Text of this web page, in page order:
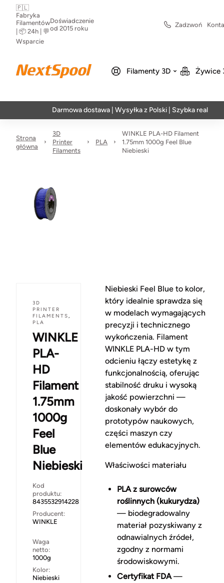
🇵🇱
Fabryka
Filamentów
| 📦 24h | 💬
Wsparcie
Doświadczenie
od 2015 roku
Zadzwoń
Filamenty 3D Żywice
Darmowa dostawa | Wysyłka z Polski | Szybka realizacja w 24h
Strona
główna
3D
Printer
Filaments
PLA
WINKLE PLA-HD Filament
1.75mm 1000g Feel Blue
Niebieski
3D
PRINTER
FILAMENTS,
PLA
WINKLE
PLA-
HD
Filament
1.75mm
1000g
Feel
Blue
Niebieski
Kod
produktu:
8435532914228
Producent:
WINKLE
Waga
netto:
1000g
Kolor:
Niebieski
Niebieski Feel Blue to kolor,
który idealnie sprawdza się
w modelach wymagających
precyzji i technicznego
wykończenia. Filament
WINKLE PLA-HD w tym
odcieniu łączy estetykę z
funkcjonalnością, oferując
stabilność druku i wysoką
jakość powierzchni —
doskonały wybór do
prototypów naukowych,
części maszyn czy
elementów edukacyjnych.
Właściwości materiału
PLA z surowców
roślinnych (kukurydza)
— biodegradowalny
materiał pozyskiwany z
odnawialnych źródeł,
zgodny z normami
środowiskowymi.
Certyfikat FDA—